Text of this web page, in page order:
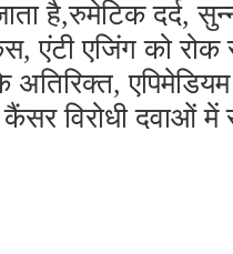
है,रुमेटिक दर्द,
एंटी एजिंग को
विरोधी दवाओं में